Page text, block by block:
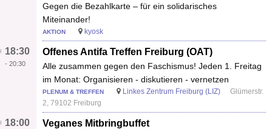
Gegen die Bezahlkarte – für ein solidarisches
Miteinander!
AKTION kyosk
Offenes Antifa Treffen Freiburg (OAT)
Alle zusammen gegen den Faschismus! Jeden 1. Freitag
im Monat: Organisieren - diskutieren - vernetzen
18:30
- 20:30
PLENUM & TREFFEN Linkes Zentrum Freiburg (LIZ)
Glümerstr.
2, 79102 Freiburg
Veganes Mitbringbuffet
18:00